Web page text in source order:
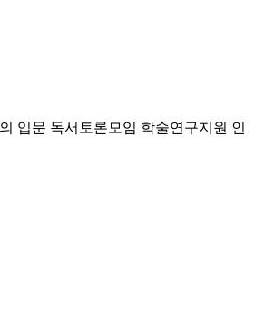
입문 독서토론모임 학술연구지원 인